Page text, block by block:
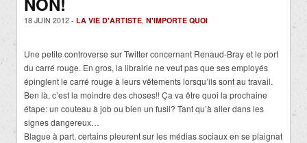
18 JUIN 2012 - LA VIE D'ARTISTE, N'IMPORTE QUOI
Une petite controverse sur Twitter concernant Renaud-Bray et le port
du carré rouge. En gros, la librairie ne veut pas que ses employés
épinglent le carré rouge à leurs vêtements lorsqu’ils sont au travail.
Ben là, c’est la moindre des choses!! Ça va être quoi la prochaine
étape: un couteau à job ou bien un fusil? Tant qu’à aller dans les
signes dangereux…
Blague à part, certains pleurent sur les médias sociaux en se plaignat